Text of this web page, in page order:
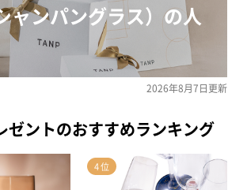
ャンパングラス）の人
2026年8月7日更新
ントのおすすめランキング